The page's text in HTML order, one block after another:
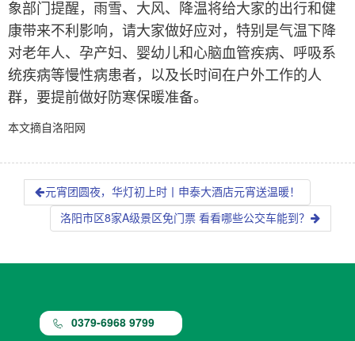
象部门提醒，雨雪、大风、降温将给大家的出行和健
康带来不利影响，请大家做好应对，特别是气温下降
对老年人、孕产妇、婴幼儿和心脑血管疾病、呼吸系
统疾病等慢性病患者，以及长时间在户外工作的人
群，要提前做好防寒保暖准备。
本文摘自洛阳网
元宵团圆夜，华灯初上时丨申泰大酒店元宵送温暖！
洛阳市区8家A级景区免门票 看看哪些公交车能到？
0379-6968 9799